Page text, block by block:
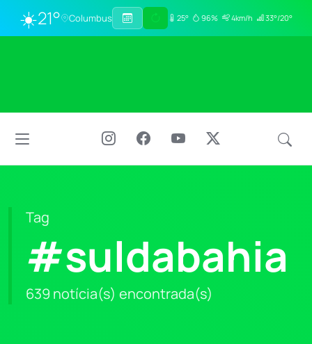
☀️21° Columbus 25° 96% 4km/h 33°/20°
Tag
#suldabahia
639 notícia(s) encontrada(s)